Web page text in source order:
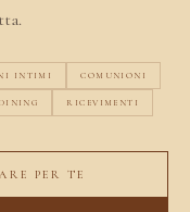
INTIMI COMUNIONI
RICEVIMENTI
PER TE